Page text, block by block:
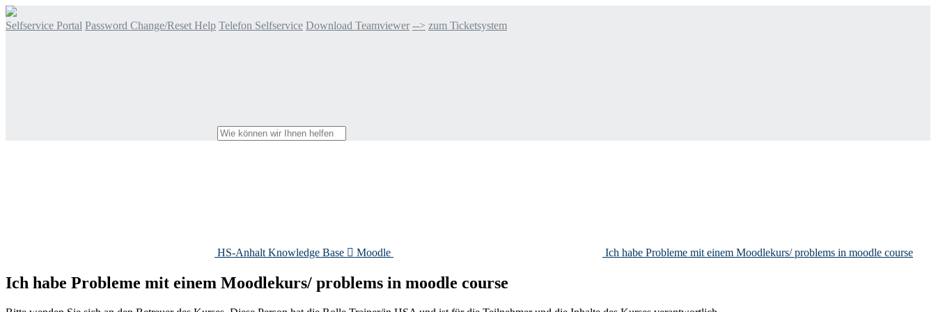
Selfservice Portal Password Change/Reset Help Telefon Selfservice Download Teamviewer --> zum Ticketsystem
HS-Anhalt Knowledge Base  Moodle Ich habe Probleme mit einem Moodlekurs/ problems in moodle course
Ich habe Probleme mit einem Moodlekurs/ problems in moodle course